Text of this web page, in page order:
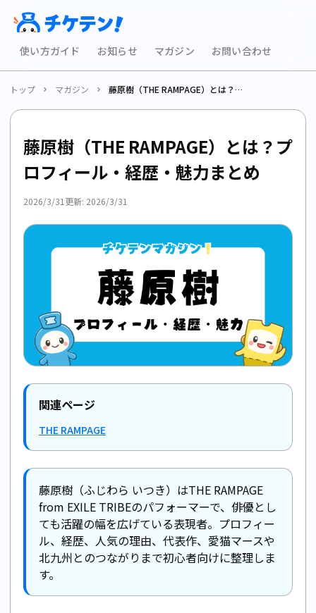
使い方ガイド お知らせ マガジン お問い合わせ
トップ マガジン 藤原樹（THE RAMPAGE）とは？プロフィール・経歴・魅力まとめ
藤原樹（THE RAMPAGE）とは？プ
ロフィール・経歴・魅力まとめ
2026/3/31 更新: 2026/3/31
関連ページ
THE RAMPAGE
藤原樹（ふじわら いつき）はTHE RAMPAGE
from EXILE TRIBEのパフォーマーで、俳優とし
ても活躍の幅を広げている表現者。プロフィー
ル、経歴、人気の理由、代表作、愛猫マースや
北九州とのつながりまで初心者向けに整理しま
す。